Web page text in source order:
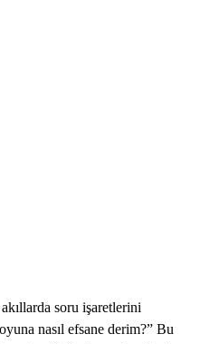
soru işaretlerini
nasıl efsane derim?” Bu